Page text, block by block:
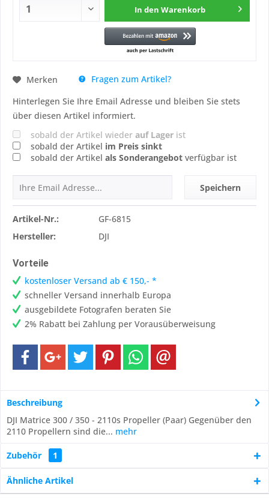
In den Warenkorb
Merken
Fragen zum Artikel?
Hinterlegen Sie Ihre Email Adresse und bleiben Sie stets
über diesen Artikel informiert.
sobald der Artikel wieder auf Lager ist
sobald der Artikel im Preis sinkt
sobald der Artikel als Sonderangebot verfügbar ist
Speichern
Artikel-Nr.:
GF-6815
Hersteller:
DJI
Vorteile
kostenloser Versand ab € 150,- *
schneller Versand innerhalb Europa
ausgebildete Fotografen beraten Sie
2% Rabatt bei Zahlung per Vorausüberweisung
Beschreibung
DJI Matrice 300 / 350 - 2110s Propeller (Paar) Gegenüber den
2110 Propellern sind die... mehr
Zubehör 1
Ähnliche Artikel